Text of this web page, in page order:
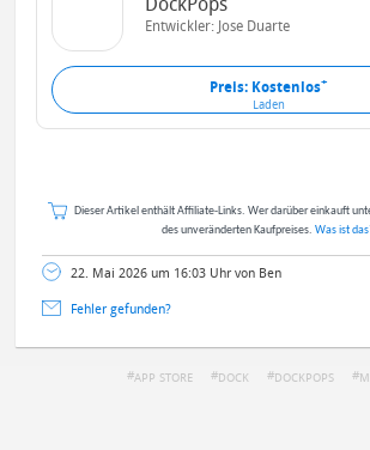
DockPops
Entwickler: Jose Duarte
Preis: Kostenlos+
Laden
Dieser Artikel enthält Affiliate-Links. Wer darüber einkauft
des unveränderten Kaufpreises. Was ist
22. Mai 2026 um 16:03 Uhr von Ben
Fehler gefunden?
APP STORE DOCK DOCKPOPS